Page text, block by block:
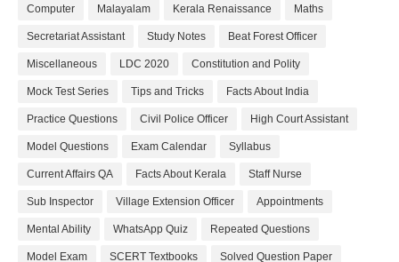
Computer Malayalam Kerala Renaissance Maths
Secretariat Assistant Study Notes Beat Forest Officer
Miscellaneous LDC 2020 Constitution and Polity
Mock Test Series Tips and Tricks Facts About India
Practice Questions Civil Police Officer High Court Assistant
Model Questions Exam Calendar Syllabus
Current Affairs QA Facts About Kerala Staff Nurse
Sub Inspector Village Extension Officer Appointments
Mental Ability WhatsApp Quiz Repeated Questions
Model Exam SCERT Textbooks Solved Question Paper